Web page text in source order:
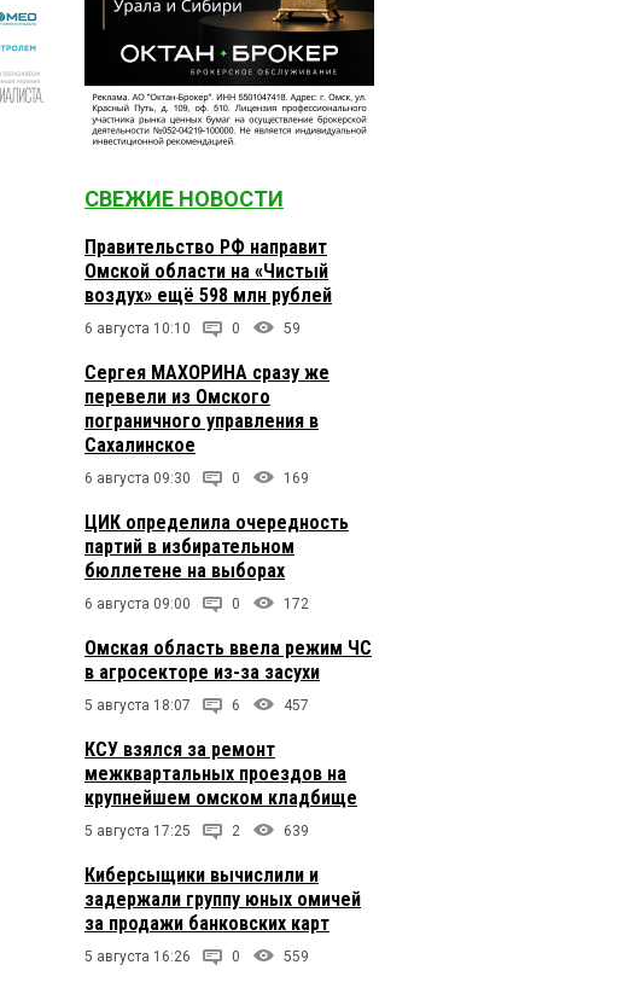
СВЕЖИЕ НОВОСТИ
Правительство РФ направит
Омской области на «Чистый
воздух» ещё 598 млн рублей
6 августа 10:10 0 59
Сергея МАХОРИНА сразу же
перевели из Омского
пограничного управления в
Сахалинское
6 августа 09:30 0 169
ЦИК определила очередность
партий в избирательном
бюллетене на выборах
6 августа 09:00 0 172
Омская область ввела режим ЧС
в агросекторе из-за засухи
5 августа 18:07 6 457
КСУ взялся за ремонт
межквартальных проездов на
крупнейшем омском кладбище
5 августа 17:25 2 639
Киберсыщики вычислили и
задержали группу юных омичей
за продажи банковских карт
5 августа 16:26 0 559